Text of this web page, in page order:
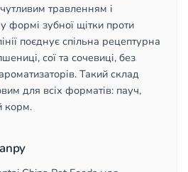
травленням і
формі зубної щітки проти
поєднує спільна рецептурна
сої та сочевиці, без
Такий склад
для всіх форматів: пауч,
корм.